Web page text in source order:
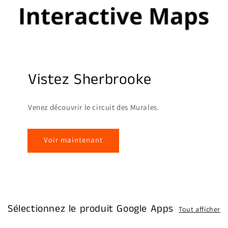
Vistez Sherbrooke
Venez découvrir le circuit des Murales.
Voir maintenant
Sélectionnez le produit Google Apps Tout afficher